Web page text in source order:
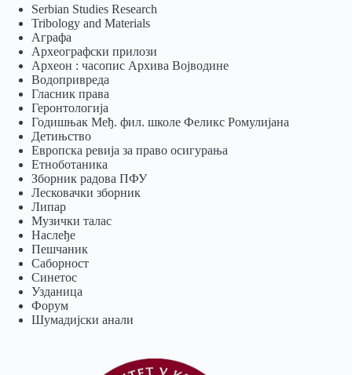
Serbian Studies Research
Tribology and Materials
Аграфа
Археографски прилози
Археон : часопис Архива Војводине
Водопривреда
Гласник права
Геронтологија
Годишњак Међ. фил. школе Феликс Ромулијана
Детињство
Европска ревија за право осигурања
Eтноботаника
Зборник радова ПФУ
Лесковачки зборник
Липар
Музички талас
Наслеђе
Пешчаник
Саборност
Синетос
Узданица
Форум
Шумадијски анали